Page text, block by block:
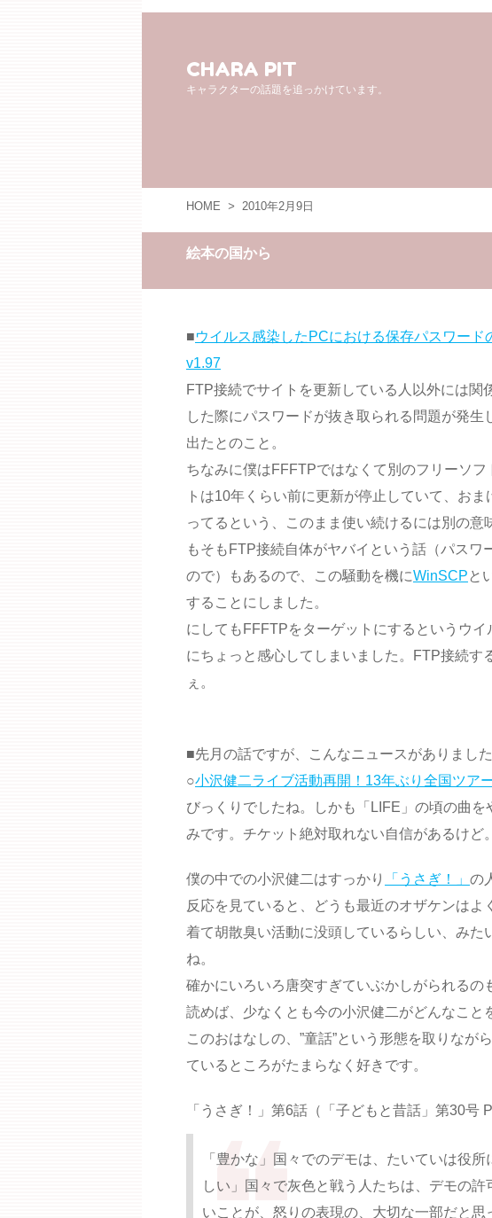
CHARA PIT
キャラクターの話題を追っかけています。
HOME > 2010年2月9日
絵本の国から
■ウイルス感染したPCにおける保存パスワード
v1.97
FTP接続でサイトを更新している人以外には関
した際にパスワードが抜き取られる問題が発
出たとのこと。
ちなみに僕はFFFTPではなくて別のフリーソ
トは10年くらい前に更新が停止していて、お
ってるという、このまま使い続けるには別の
もそもFTP接続自体がヤバイという話（パスワ
ので）もあるので、この騒動を機にWinSCP と
することにしました。
にしてもFFFTPをターゲットにするというウ
にちょっと感心してしまいました。FTP接続す
ぇ。
■先月の話ですが、こんなニュースがありました
○小沢健二ライブ活動再開！13年ぶり全国ツア
びっくりでしたね。しかも「LIFE」の頃の曲
みです。チケット絶対取れない自信があるけど。
僕の中での小沢健二はすっかり 「うさぎ！」 の
反応を見ていると、どうも最近のオザケンはよ
着て胡散臭い活動に没頭しているらしい、みた
ね。
確かにいろいろ唐突すぎていぶかしがられるの
読めば、少なくとも今の小沢健二がどんなこと
このおはなしの、”童話”という形態を取りなが
ているところがたまらなく好きです。
「うさぎ！」第6話（「子どもと昔話」第30号
「豊かな」国々でのデモは、たいていは役
しい」国々で灰色と戦う人たちは、デモの
いことが、怒りの表現の、大切な一部だと